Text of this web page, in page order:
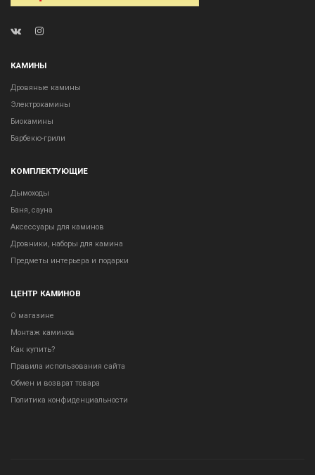
КАМИНЫ
Дровяные камины
Электрокамины
Биокамины
Барбекю-грили
КОМПЛЕКТУЮЩИЕ
Дымоходы
Баня, сауна
Аксессуары для каминов
Дровники, наборы для камина
Предметы интерьера и подарки
ЦЕНТР КАМИНОВ
О магазине
Монтаж каминов
Как купить?
Правила использования сайта
Обмен и возврат товара
Политика конфиденциальности